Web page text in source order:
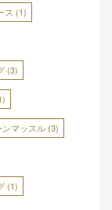
ス (1)
(3)
ンマッスル (3)
(1)